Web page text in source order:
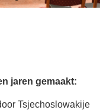
jaren gemaakt:
Tsjechoslowakije